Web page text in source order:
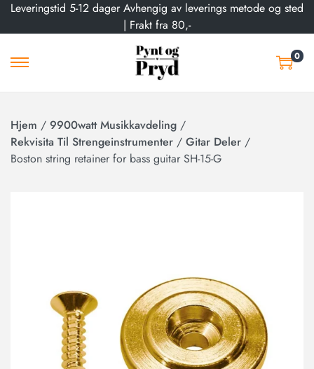
Leveringstid 5-12 dager Avhengig av leverings metode og sted
| Frakt fra 80,-
0
Hjem / 9900watt Musikkavdeling /
Rekvisita Til Strengeinstrumenter / Gitar Deler /
Boston string retainer for bass guitar SH-15-G